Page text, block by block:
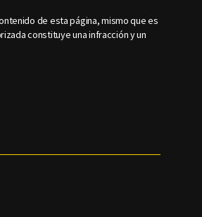
de esta página, mismo que es
constituye una infracción y un